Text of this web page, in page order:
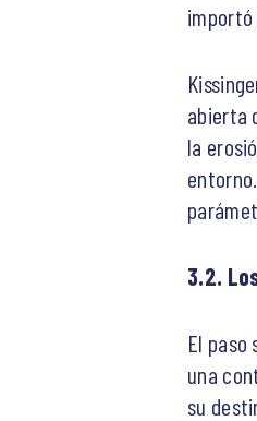
importó
abierta
la
3.2.
El
una
su